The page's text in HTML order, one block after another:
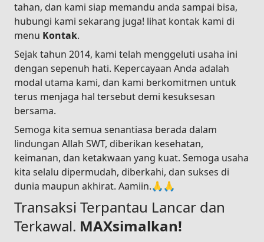
tahan, dan kami siap memandu anda sampai bisa,
hubungi kami sekarang juga! lihat kontak kami di
menu Kontak.
Sejak tahun 2014, kami telah menggeluti usaha ini
dengan sepenuh hati. Kepercayaan Anda adalah
modal utama kami, dan kami berkomitmen untuk
terus menjaga hal tersebut demi kesuksesan
bersama.
Semoga kita semua senantiasa berada dalam
lindungan Allah SWT, diberikan kesehatan,
keimanan, dan ketakwaan yang kuat. Semoga usaha
kita selalu dipermudah, diberkahi, dan sukses di
dunia maupun akhirat. Aamiin.🙏🙏
Transaksi Terpantau Lancar dan
Terkawal. MAXsimalkan!